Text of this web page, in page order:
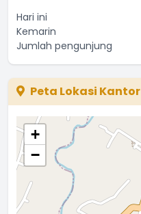
Hari ini
Kemarin
Jumlah pengunjung
Peta Lokasi Kantor
+
−